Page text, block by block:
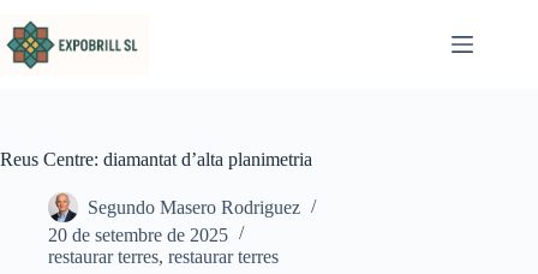
Reus Centre: diamantat d’alta planimetria
Segundo Masero Rodriguez
20 de setembre de 2025
restaurar terres, restaurar terres